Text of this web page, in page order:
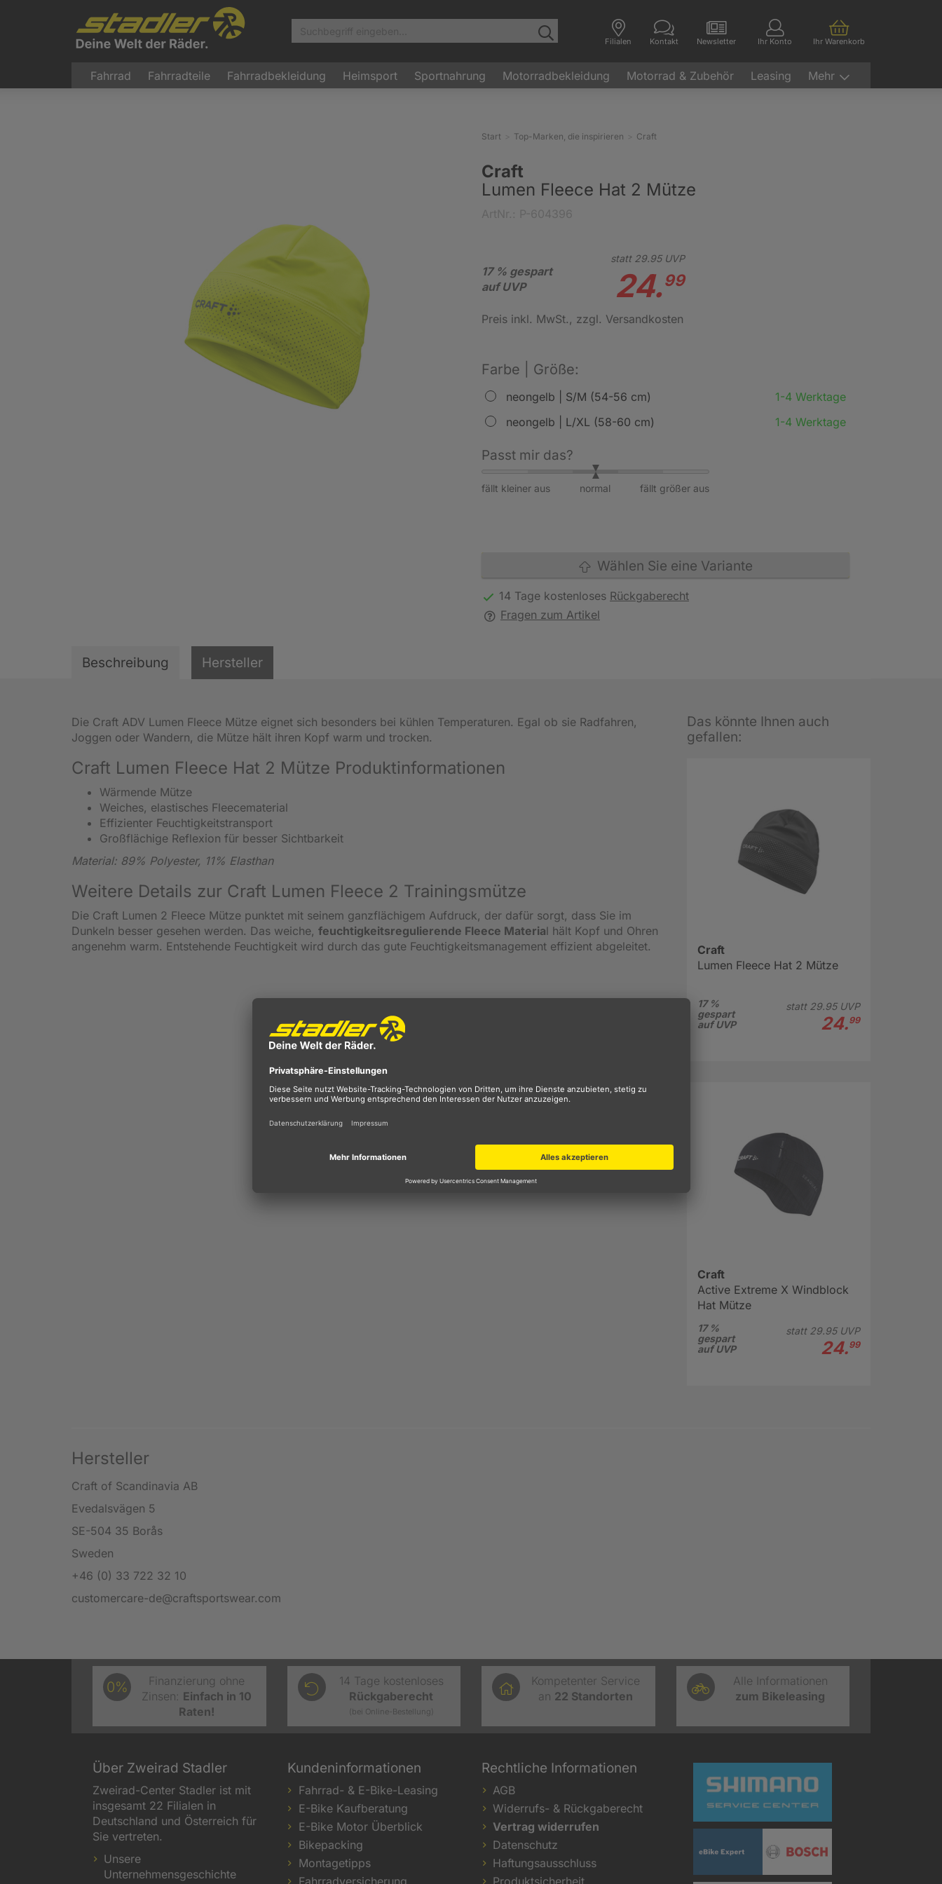
Filialen Kontakt Newsletter Ihr Konto Ihr Warenkorb
Fahrrad Fahrradteile Fahrradbekleidung Heimsport Sportnahrung Motorradbekleidung Motorrad & Zubehör Leasing Mehr
Start Top-Marken, die inspirieren Craft
Craft
Lumen Fleece Hat 2 Mütze
17 % gespart
auf UVP
statt 29.95UVP
24.99
Preis inkl. MwSt., zzgl. Versandkosten
Farbe | Größe:
neongelb | S/M (54-56 cm)
1-4 Werktage
neongelb | L/XL (58-60 cm)
1-4 Werktage
Passt mir das?
fällt kleiner aus fällt größer aus
normal
Wählen Sie eine Variante
14 Tage kostenloses Rückgaberecht
Fragen zum Artikel
Beschreibung Hersteller
Die Craft ADV Lumen Fleece Mütze eignet sich besonders bei kühlen Temperaturen. Egal ob sie Radfahren,
Joggen oder Wandern, die Mütze hält ihren Kopf warm und trocken.
Craft Lumen Fleece Hat 2 Mütze Produktinformationen
Wärmende Mütze
Weiches, elastisches Fleecematerial
Effizienter Feuchtigkeitstransport
Großflächige Reflexion für besser Sichtbarkeit
Material: 89% Polyester, 11% Elasthan
Weitere Details zur Craft Lumen Fleece 2 Trainingsmütze
Die Craft Lumen 2 Fleece Mütze punktet mit seinem ganzflächigem Aufdruck, der dafür sorgt, dass Sie im
Dunkeln besser gesehen werden. Das weiche, feuchtigkeitsregulierende Fleece Material hält Kopf und Ohren
angenehm warm. Entstehende Feuchtigkeit wird durch das gute Feuchtigkeitsmanagement effizient abgeleitet.
Das könnte Ihnen auch
gefallen:
Craft
Lumen Fleece Hat 2 Mütze
17 %
gespart
auf UVP
statt 29.95UVP
24.99
Craft
Active Extreme X Windblock
Hat Mütze
17 %
gespart
auf UVP
statt 29.95UVP
24.99
Hersteller
Craft of Scandinavia AB
Evedalsvägen 5
SE-504 35 Borås
Sweden
+46 (0) 33 722 32 10
customercare-de@craftsportswear.com
0%
Finanzierung ohne
Zinsen: Einfach in 10
Raten!
14 Tage kostenloses
Rückgaberecht
(bei Online-Bestellung)
Kompetenter Service
an 22 Standorten
Alle Informationen
zum Bikeleasing
Über Zweirad Stadler
Zweirad-Center Stadler ist mit
insgesamt 22 Filialen in
Deutschland und Österreich für
Sie vertreten.
Unsere
Unternehmensgeschichte
Kundeninformationen
Fahrrad- & E-Bike-Leasing
E-Bike Kaufberatung
E-Bike Motor Überblick
Bikepacking
Montagetipps
Fahrradversicherung
Rechtliche Informationen
AGB
Widerrufs- & Rückgaberecht
Vertrag widerrufen
Datenschutz
Haftungsausschluss
Produktsicherheit